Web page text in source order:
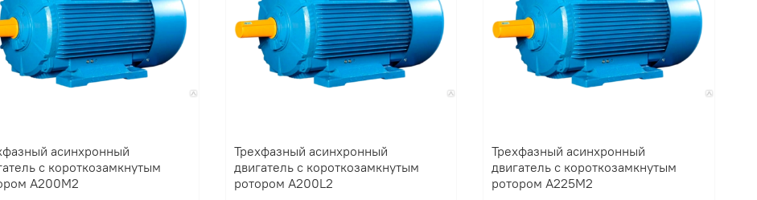
асинхронный
с короткозамкнутым
A200M2
Трехфазный асинхронный
двигатель с короткозамкнутым
ротором A200L2
Трехфазный асинхронный
двигатель с короткозамкнутым
ротором A225M2